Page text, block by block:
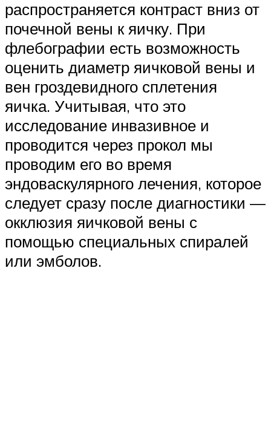
распространяется контраст вниз от
почечной вены к яичку. При
флебографии есть возможность
оценить диаметр яичковой вены и
вен гроздевидного сплетения
яичка. Учитывая, что это
исследование инвазивное и
проводится через прокол мы
проводим его во время
эндоваскулярного лечения, которое
следует сразу после диагностики —
окклюзия яичковой вены с
помощью специальных спиралей
или эмболов.